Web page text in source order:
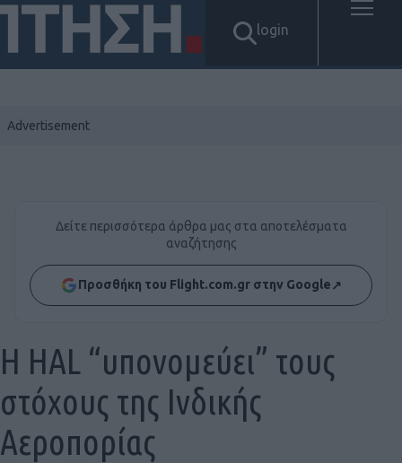
login
Δείτε περισσότερα άρθρα μας στα αποτελέσματα
αναζήτησης
Προσθήκη του Flight.com.gr στην Google↗
Η HAL “υπονομεύει” τους
στόχους της Ινδικής
Αεροπορίας